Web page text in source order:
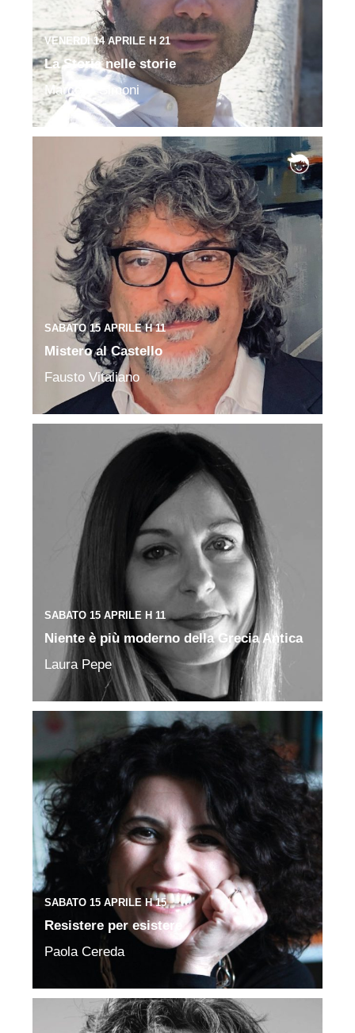
VENERDI 14 APRILE H 21
La Storia nelle storie
Marcello Simoni
SABATO 15 APRILE H 11
Mistero al Castello
Fausto Vitaliano
SABATO 15 APRILE H 11
Niente è più moderno della Grecia Antica
Laura Pepe
SABATO 15 APRILE H 15
Resistere per esistere
Paola Cereda